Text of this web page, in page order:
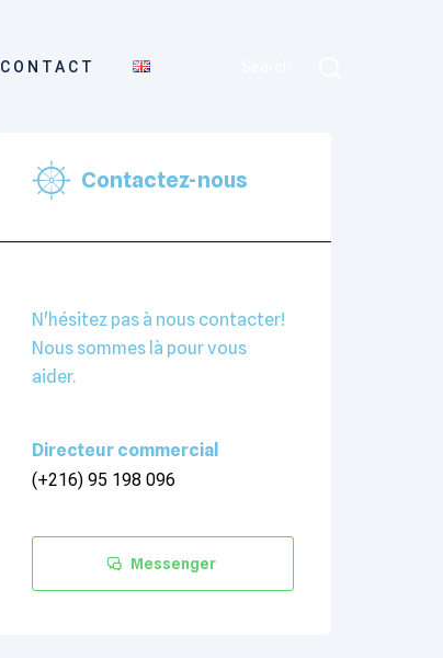
CONTACT
Contactez-nous
N'hésitez pas à nous contacter!
Nous sommes là pour vous
aider.​
Directeur commercial
(+216) 95 198 096
Messenger